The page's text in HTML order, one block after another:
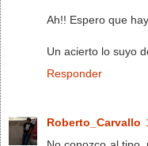
Ah!! Espero que
Un acierto lo suyo
Responder
Roberto_Carvallo